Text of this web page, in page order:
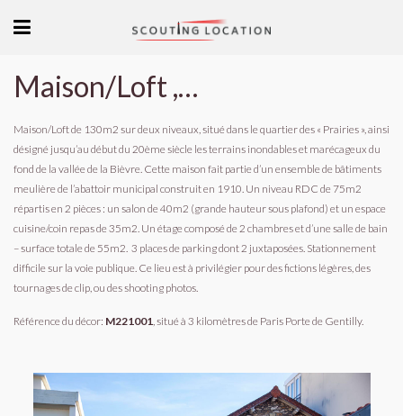
Maison/Loft , quartier des « Prairies ».
Maison/Loft de 130m2 sur deux niveaux, situé dans le quartier des « Prairies », ainsi
désigné jusqu’au début du 20ème siècle les terrains inondables et marécageux du
fond de la vallée de la Bièvre. Cette maison fait partie d’un ensemble de bâtiments
meulière de l’abattoir municipal construit en 1910. Un niveau RDC de 75m2
répartis en 2 pièces : un salon de 40m2 (grande hauteur sous plafond) et un espace
cuisine/coin repas de 35m2. Un étage composé de 2 chambres et d’une salle de bain
– surface totale de 55m2. 3 places de parking dont 2 juxtaposées. Stationnement
difficile sur la voie publique. Ce lieu est à privilégier pour des fictions légères, des
tournages de clip, ou des shooting photos.
Référence du décor: M221001, situé à 3 kilomètres de Paris Porte de Gentilly.